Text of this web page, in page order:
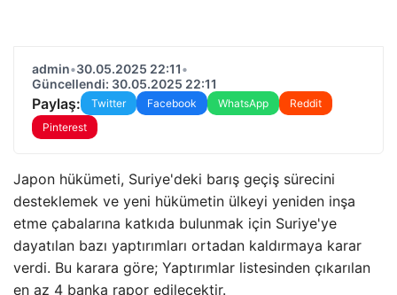
admin•30.05.2025 22:11•
Güncellendi: 30.05.2025 22:11
Paylaş: Twitter Facebook WhatsApp
Reddit
Pinterest
Japon hükümeti, Suriye'deki barış geçiş sürecini
desteklemek ve yeni hükümetin ülkeyi yeniden inşa
etme çabalarına katkıda bulunmak için Suriye'ye
dayatılan bazı yaptırımları ortadan kaldırmaya karar
verdi. Bu karara göre; Yaptırımlar listesinden çıkarılan
en az 4 banka rapor edilecektir.